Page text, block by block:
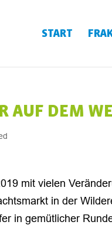
START
AUF DEM
mit vielen
in der
in gemütlicher